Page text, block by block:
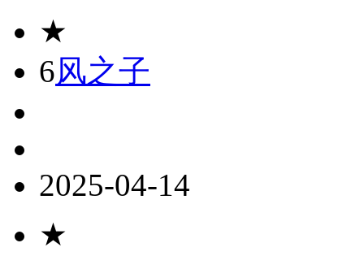
★
6风之子
2025-04-14
★